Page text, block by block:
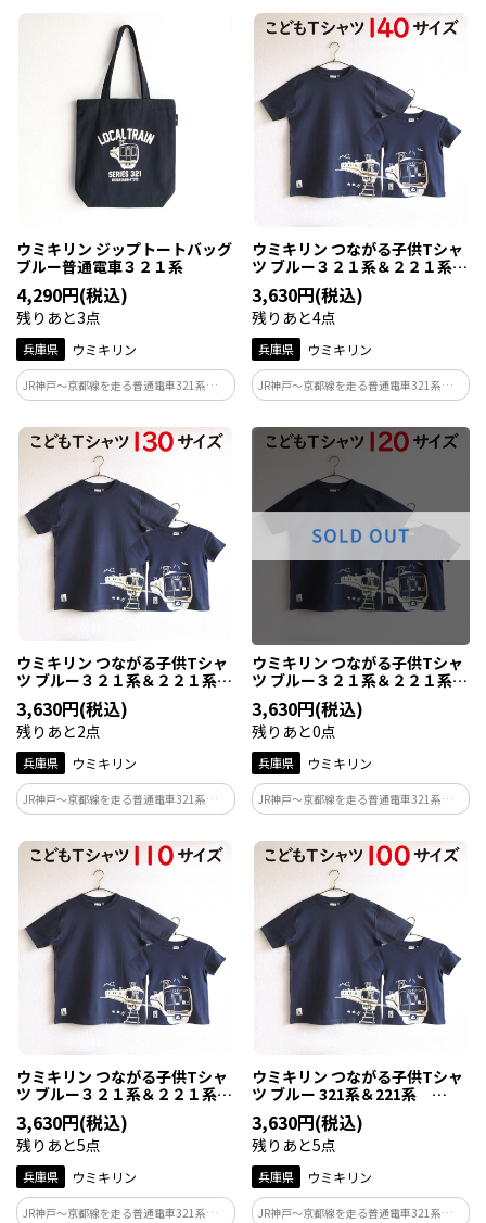
グの裏側の外ポケットやペットボトルや
折り畳み傘も入る内ポケット付き。YKK製
のジップ仕様。
裏側の外ポケットやペットボトルや折り
畳み傘も入る内ポケット付き。YKK製のジ
ップ仕様。
ウミキリン ジップトートバッグ
ブルー普通電車３２１系
4,290円(税込)
残りあと3点
兵庫県 ウミキリン
JR神戸～京都線を走る普通電車321系のト
ートバッグ。トートバッグの裏側の外ポケ
ットやペットボトルや折り畳み傘も入る
内ポケット付き。YKK製のジップ仕様。
ウミキリン つながる子供Tシャ
ツ ブルー３２１系＆２２１系
１４０ｃｍ
3,630円(税込)
残りあと4点
兵庫県 ウミキリン
JR神戸～京都線を走る普通電車321系と同
線を2024年3月で運用終了した快速電車
の221系。もう並走する姿は見れなくなり
ましたが一番身近な存在で人気車両なの
です！321系は現役で走ってます！
ウミキリン つながる子供Tシャ
ツ ブルー３２１系＆２２１系
１３０ｃｍ
3,630円(税込)
残りあと2点
兵庫県 ウミキリン
JR神戸～京都線を走る普通電車321系と同
線を2024年3月で運用終了した快速電車
の221系。もう並走する姿は見れなくなり
ましたが一番身近な存在で人気車両なの
です！321系は現役で走ってます！
ウミキリン つながる子供Tシャ
ツ ブルー３２１系＆２２１系
１２０ｃｍ
3,630円(税込)
残りあと0点
兵庫県 ウミキリン
JR神戸～京都線を走る普通電車321系と同
線を2024年3月で運用終了した快速電車
の221系。もう並走する姿は見れなくなり
ましたが一番身近な存在で人気車両なの
です！321系は現役で走ってます！
ウミキリン つながる子供Tシャ
ツ ブルー３２１系＆２２１系
１１０ｃｍ
3,630円(税込)
残りあと5点
兵庫県 ウミキリン
JR神戸～京都線を走る普通電車321系と同
ウミキリン つながる子供Tシャ
ツ ブルー 321系＆221系
100cm
3,630円(税込)
残りあと5点
兵庫県 ウミキリン
JR神戸～京都線を走る普通電車321系と同